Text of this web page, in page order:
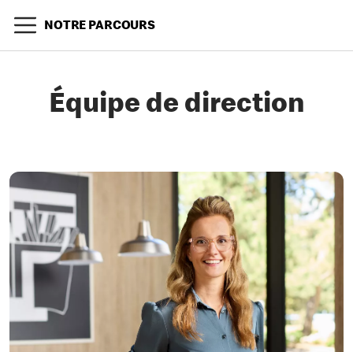
NOTRE PARCOURS
Équipe de direction